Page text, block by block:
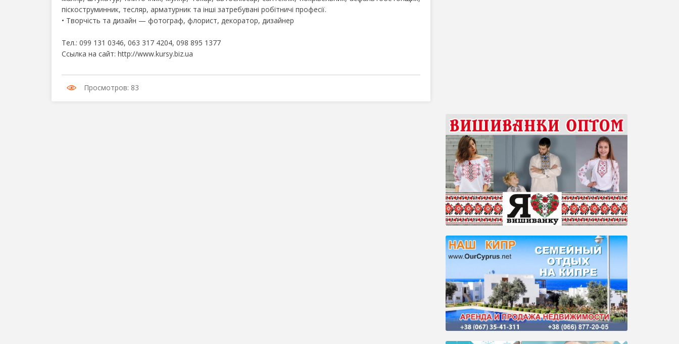
піскоструминник, тесляр, арматурник та інші затребувані робітничі професії.
• Творчість та дизайн — фотограф, флорист, декоратор, дизайнер
Тел.: 099 131 0346, 063 317 4204, 098 895 1377
Ссылка на сайт: http://www.kursy.biz.ua
Просмотров: 83